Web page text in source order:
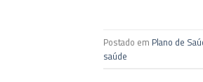
Postado em Plano de
saúde